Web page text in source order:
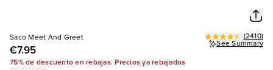
Saco Meet And Greet
€7.95
(2410)
See Summary
75% de descuento en rebajas. Precios ya rebajados